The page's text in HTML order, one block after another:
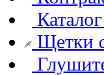
Щетки